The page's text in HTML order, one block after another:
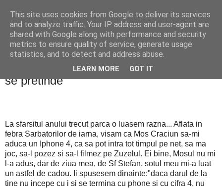
PentruDive.ro
joi, 24 martie 2011
Iphone 4 nu e chiar asa de tare precum
se pretinde
La sfarsitul anului trecut parca o luasem razna... Aflata in
febra Sarbatorilor de iarna, visam ca Mos Craciun sa-mi
aduca un Iphone 4, ca sa pot intra tot timpul pe net, sa ma
joc, sa-l pozez si sa-l filmez pe Zuzelul. Ei bine, Mosul nu mi
l-a adus, dar de ziua mea, de Sf Stefan, sotul meu mi-a luat
un astfel de cadou. Ii spusesem dinainte:"daca darul de la
tine nu incepe cu i si se termina cu phone si cu cifra 4, nu
This site uses cookies from Google to deliver its services
and to analyze traffic. Your IP address and user-agent are
shared with Google along with performance and security
metrics to ensure quality of service, generate usage
statistics, and to detect and address abuse.
LEARN MORE GOT IT